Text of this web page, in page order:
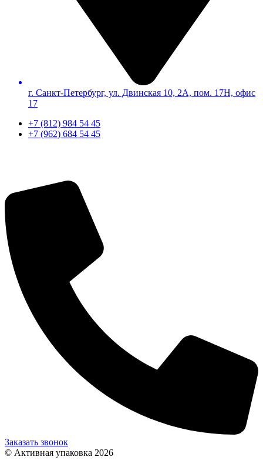
г. Санкт-Петербург, ул. Двинская 10, 2А, пом. 17Н, офис
17
+7 (812) 984 54 45
+7 (962) 684 54 45
Заказать звонок
© Активная упаковка 2026